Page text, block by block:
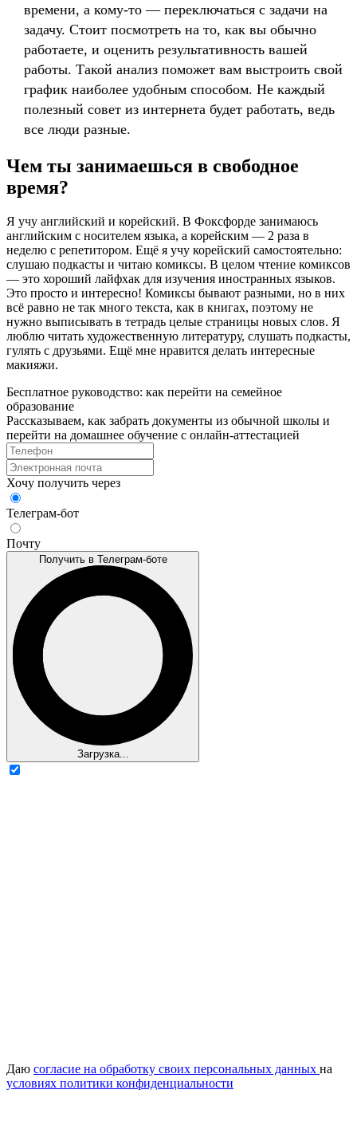
времени, а кому-то — переключаться с задачи на
задачу. Стоит посмотреть на то, как вы обычно
работаете, и оценить результативность вашей
работы. Такой анализ поможет вам выстроить свой
график наиболее удобным способом. Не каждый
полезный совет из интернета будет работать, ведь
все люди разные.
Чем ты занимаешься в свободное
время?
Я учу английский и корейский. В Фоксфорде занимаюсь
английским с носителем языка, а корейским — 2 раза в
неделю с репетитором. Ещё я учу корейский самостоятельно:
слушаю подкасты и читаю комиксы. В целом чтение комиксов
— это хороший лайфхак для изучения иностранных языков.
Это просто и интересно! Комиксы бывают разными, но в них
всё равно не так много текста, как в книгах, поэтому не
нужно выписывать в тетрадь целые страницы новых слов. Я
люблю читать художественную литературу, слушать подкасты,
гулять с друзьями. Ещё мне нравится делать интересные
макияжи.
Бесплатное руководство: как перейти на семейное
образование
Рассказываем, как забрать документы из обычной школы и
перейти на домашнее обучение с онлайн‑аттестацией
Хочу получить через
Телеграм-бот
Почту
Получить в Телеграм-боте
Загрузка...
Даю согласие на обработку своих персональных данных на
условиях политики конфиденциальности